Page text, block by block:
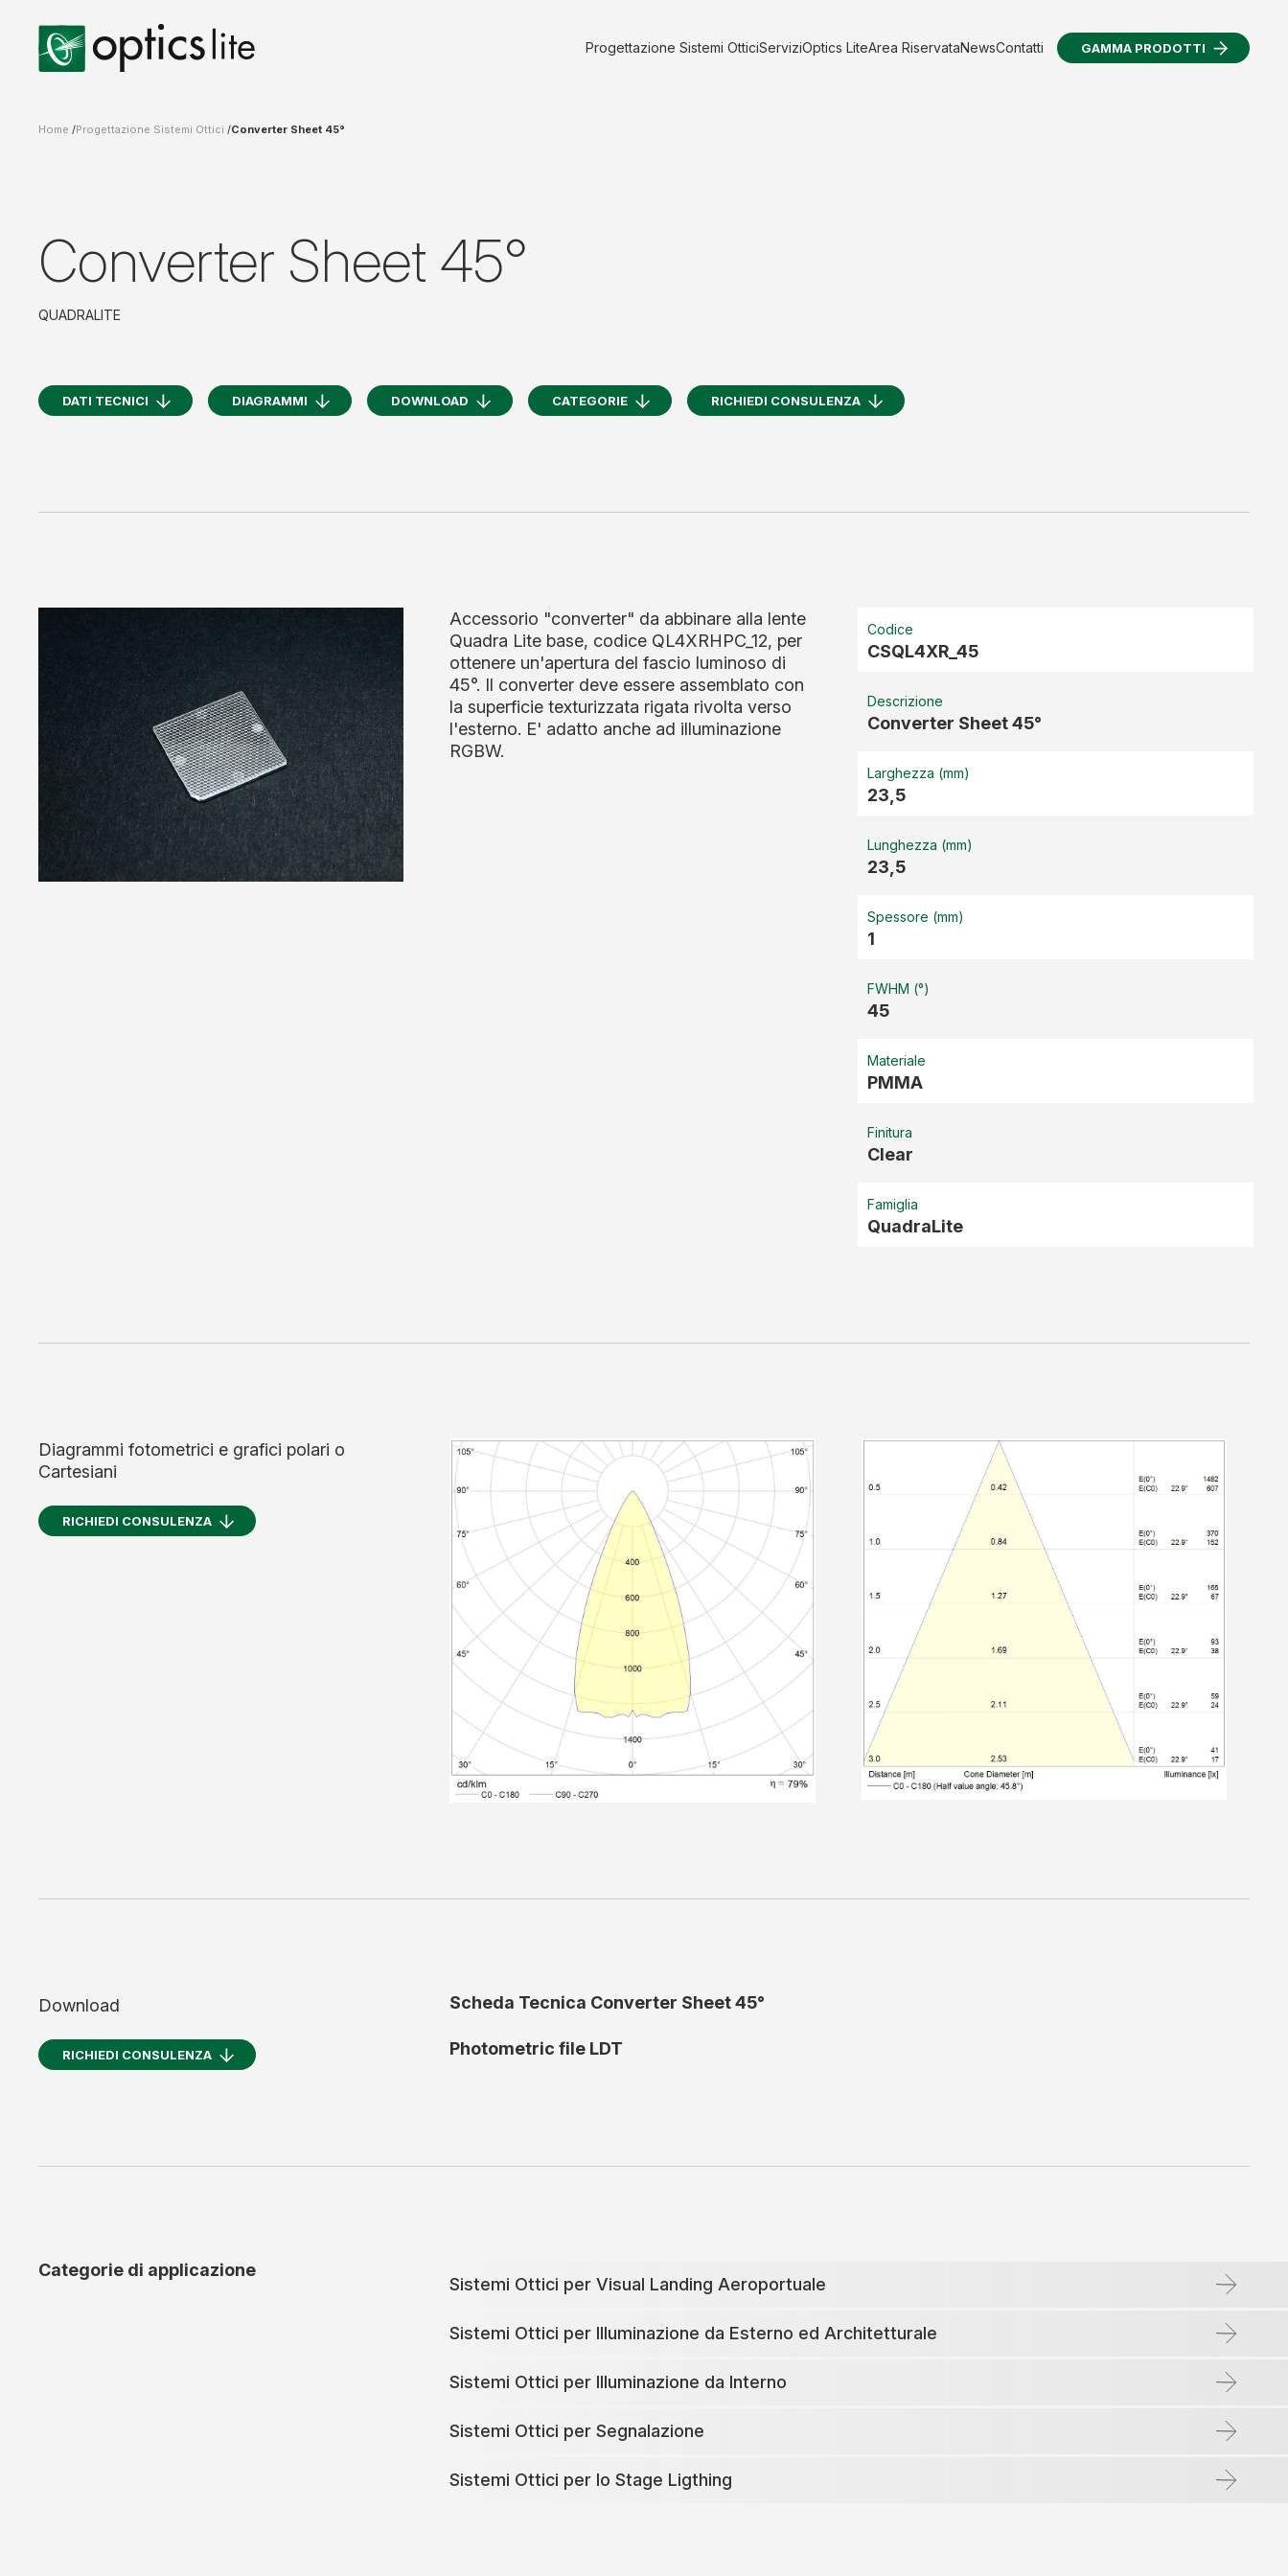
Progettazione Sistemi OtticiServiziOptics LiteArea RiservataNewsContatti GAMMA PRODOTTI
Home Progettazione Sistemi Ottici Converter Sheet 45°
Converter Sheet 45°
QUADRALITE
DATI TECNICI DIAGRAMMI DOWNLOAD CATEGORIE RICHIEDI CONSULENZA
Accessorio "converter" da abbinare alla lente
Quadra Lite base, codice QL4XRHPC_12, per
ottenere un'apertura del fascio luminoso di
45°. Il converter deve essere assemblato con
la superficie texturizzata rigata rivolta verso
l'esterno. E' adatto anche ad illuminazione
RGBW.
Codice
CSQL4XR_45
Descrizione
Converter Sheet 45°
Larghezza (mm)
23,5
Lunghezza (mm)
23,5
Spessore (mm)
1
FWHM (°)
45
Materiale
PMMA
Finitura
Clear
Famiglia
QuadraLite
Diagrammi fotometrici e grafici polari o
Cartesiani
RICHIEDI CONSULENZA
Download
RICHIEDI CONSULENZA
Scheda Tecnica Converter Sheet 45°
Photometric file LDT
Categorie di applicazione
Sistemi Ottici per Visual Landing Aeroportuale
Sistemi Ottici per Illuminazione da Esterno ed Architetturale
Sistemi Ottici per Illuminazione da Interno
Sistemi Ottici per Segnalazione
Sistemi Ottici per lo Stage Ligthing